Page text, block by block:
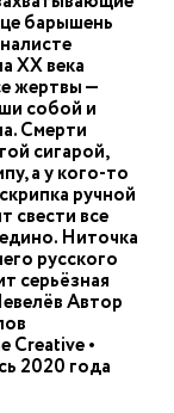
барышень
XX века
жертвы —
собой и
Смерти
сигарой,
а у кого-то
ручной
свести все
Ниточка
русского
серьёзная
Автор
Creative •
2020 года